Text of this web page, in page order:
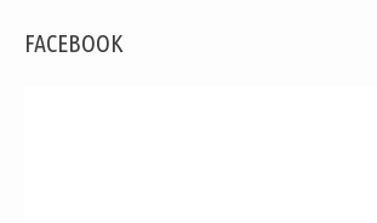
FACEBOOK